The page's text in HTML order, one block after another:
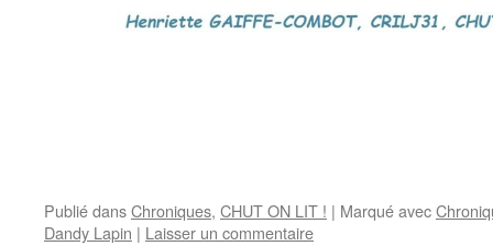
Publié dansChroniques, CHUT ON LIT ! | Marqué avec
Dandy Lapin | Laisser un commentaire